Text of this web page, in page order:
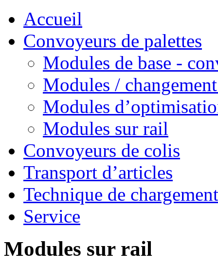
Accueil
Convoyeurs de palettes
Modules de base -
Modules /
Modules
Modules sur rail
Convoyeurs de colis
Transport d’articles
Technique de
Service
Modules sur rail